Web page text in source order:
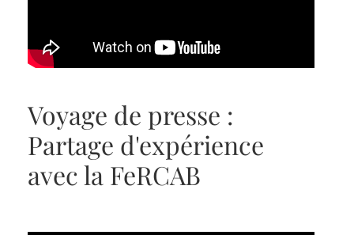
Voyage de presse :
Partage d'expérience
avec la FeRCAB